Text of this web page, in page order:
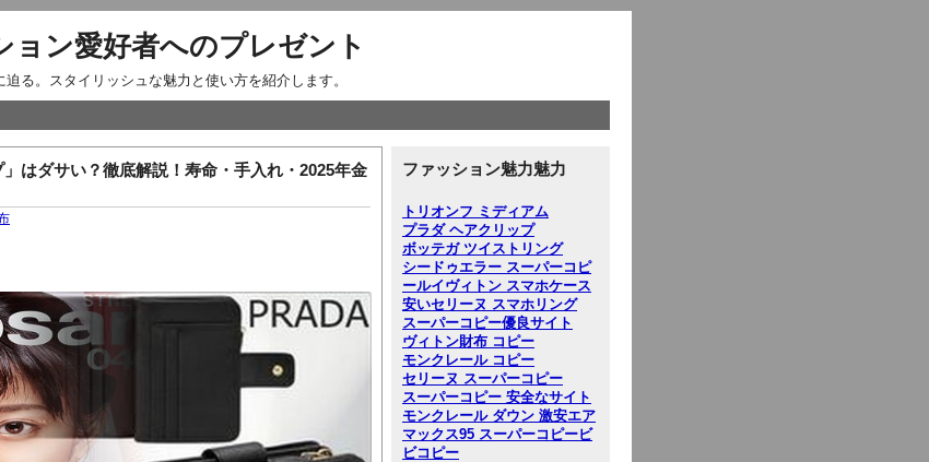
ョン愛好者へのプレゼント
る。スタイリッシュな魅力と使い方を紹介します。
はダサい？徹底解説！寿命・手入れ・2025年金
ファッション魅力魅力
トリオンフ ミディアム
プラダ ヘアクリップ
ボッテガ ツイストリング
シードゥエラー スーパーコピ
ールイヴィトン スマホケース
安いセリーヌ スマホリング
スーパーコピー優良サイト
ヴィトン財布 コピー
モンクレール コピー
セリーヌ スーパーコピー
スーパーコピー 安全なサイト
モンクレール ダウン 激安エア
マックス95 スーパーコピービ
ビコピー